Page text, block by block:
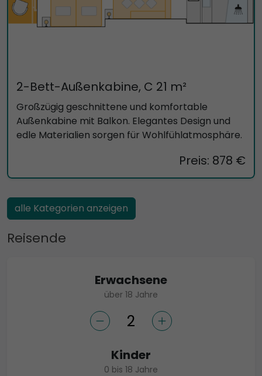
2-Bett-Außenkabine, C 21 m²
Großzügig geschnittene und komfortable
Außenkabine mit Balkon. Elegantes Design und
edle Materialien sorgen für Wohlfühlatmosphäre.
Preis: 878 €
alle Kategorien anzeigen
Reisende
Erwachsene
über 18 Jahre
Kinder
0 bis 18 Jahre